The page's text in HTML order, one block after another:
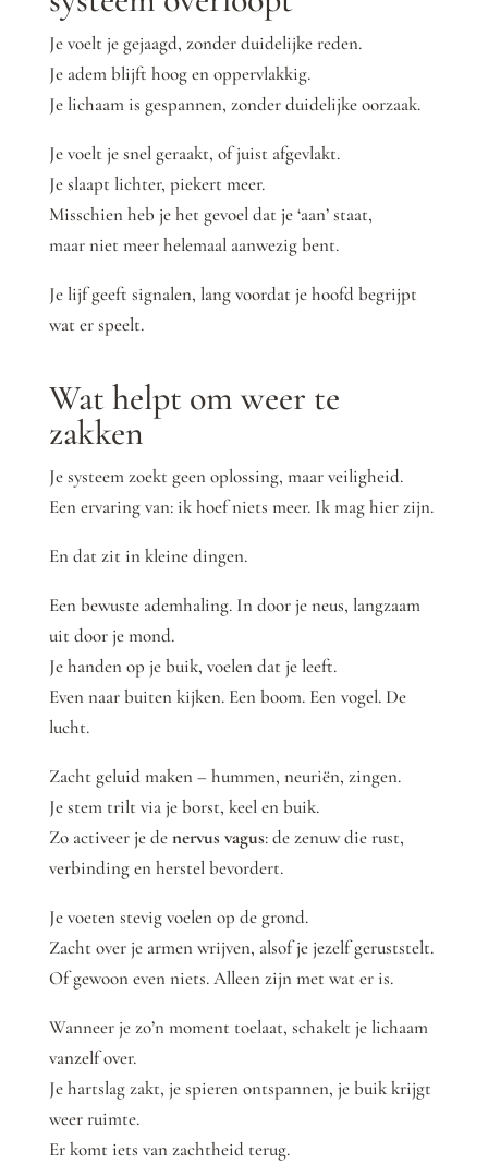
Je voelt je gejaagd, zonder duidelijke reden.
Je adem blijft hoog en oppervlakkig.
Je lichaam is gespannen, zonder duidelijke oorzaak.
Je voelt je snel geraakt, of juist afgevlakt.
Je slaapt lichter, piekert meer.
Misschien heb je het gevoel dat je ‘aan’ staat,
maar niet meer helemaal aanwezig bent.
Je lijf geeft signalen, lang voordat je hoofd begrijpt
wat er speelt.
Wat helpt om weer te
zakken
Je systeem zoekt geen oplossing, maar veiligheid.
Een ervaring van: ik hoef niets meer. Ik mag hier zijn.
En dat zit in kleine dingen.
Een bewuste ademhaling. In door je neus, langzaam
uit door je mond.
Je handen op je buik, voelen dat je leeft.
Even naar buiten kijken. Een boom. Een vogel. De
lucht.
Zacht geluid maken – hummen, neuriën, zingen.
Je stem trilt via je borst, keel en buik.
Zo activeer je denervus vagus: de zenuw die rust,
verbinding en herstel bevordert.
Je voeten stevig voelen op de grond.
Zacht over je armen wrijven, alsof je jezelf geruststelt.
Of gewoon even niets. Alleen zijn met wat er is.
Wanneer je zo’n moment toelaat, schakelt je lichaam
vanzelf over.
Je hartslag zakt, je spieren ontspannen, je buik krijgt
weer ruimte.
Er komt iets van zachtheid terug.